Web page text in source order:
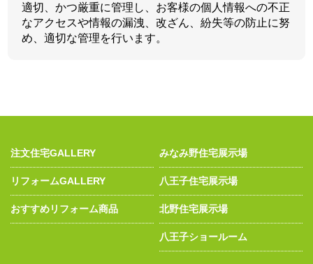
適切、かつ厳重に管理し、お客様の個人情報への不正
なアクセスや情報の漏洩、改ざん、紛失等の防止に努
め、適切な管理を行います。
注文住宅GALLERY
リフォームGALLERY
おすすめリフォーム商品
みなみ野住宅展示場
八王子住宅展示場
北野住宅展示場
八王子ショールーム